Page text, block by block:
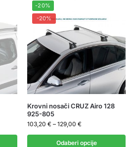
-20%
-20%
Krovni nosači CRUZ Airo 128
925-805
103,20 € – 129,00 €
Odaberi opcije